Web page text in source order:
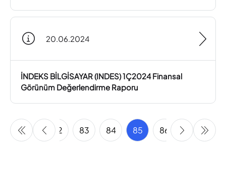
20.06.2024
İNDEKS BİLGİSAYAR (INDES) 1Ç2024 Finansal
Görünüm Değerlendirme Raporu
81 82 83 84 85 86 87 88